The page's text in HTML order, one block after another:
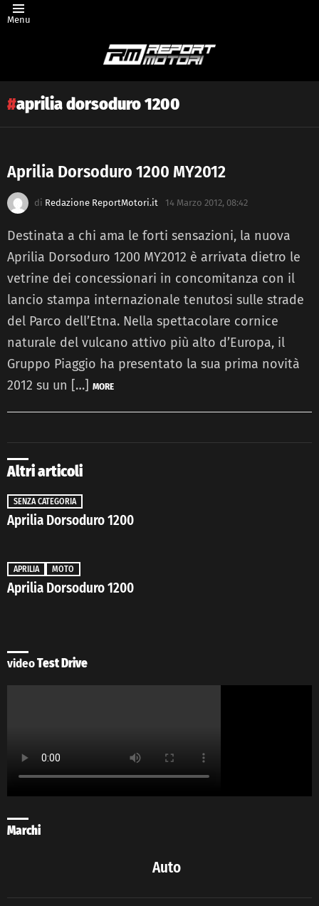
Menu
aprilia dorsoduro 1200
Latest
story
Aprilia Dorsoduro 1200 MY2012
di Redazione ReportMotori.it 14 Marzo 2012, 08:42
Destinata a chi ama le forti sensazioni, la nuova
Aprilia Dorsoduro 1200 MY2012 è arrivata dietro le
vetrine dei concessionari in concomitanza con il
lancio stampa internazionale tenutosi sulle strade
del Parco dell’Etna. Nella spettacolare cornice
naturale del vulcano attivo più alto d’Europa, il
Gruppo Piaggio ha presentato la sua prima novità
2012 su un […] MORE
Altri articoli
SENZA CATEGORIA
Aprilia Dorsoduro 1200
APRILIA MOTO
Aprilia Dorsoduro 1200
videoTest Drive
Marchi
Auto